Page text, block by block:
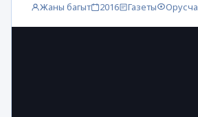
Жаны багыт 2016 Газеты Орусча